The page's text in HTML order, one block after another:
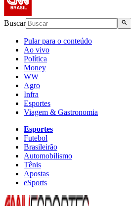
Buscar
Pular para o conteúdo
Ao vivo
Política
Money
WW
Agro
Infra
Esportes
Viagem & Gastronomia
Esportes
Futebol
Brasileirão
Automobilismo
Tênis
Apostas
eSports